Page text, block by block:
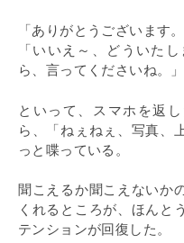
「ありがとうございます。
「いいえ～、どういた
ら、言ってくださいね。」
といって、スマホを返
ら、「ねぇねぇ、写真、
っと喋っている。
聞こえるか聞こえないか
くれるところが、ほんと
テンションが回復した。